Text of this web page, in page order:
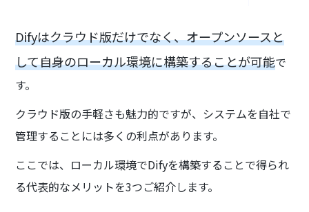
Difyはクラウド版だけでなく、オープンソースと
して自身のローカル環境に構築することが可能で
す。
クラウド版の手軽さも魅力的ですが、システムを自社で
管理することには多くの利点があります。
ここでは、ローカル環境でDifyを構築することで得られ
る代表的なメリットを3つご紹介します。